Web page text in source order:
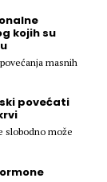
kojih su
masnih
povećati
slobodno može